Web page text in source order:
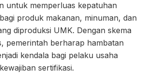
untuk memperluas kepatuhan
produk makanan, minuman, dan
diproduksi UMK. Dengan skema
pemerintah berharap hambatan
kendala bagi pelaku usaha
sertifikasi.